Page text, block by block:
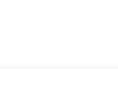
senza complicazioni.